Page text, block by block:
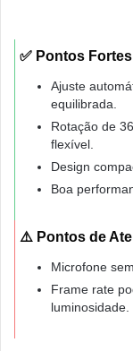
✅ Pontos Fortes
Ajuste
equilibrada.
Rotação de
flexível.
Design
Boa
⚠️ Pontos de
Microfone
Frame rate
luminosidade.